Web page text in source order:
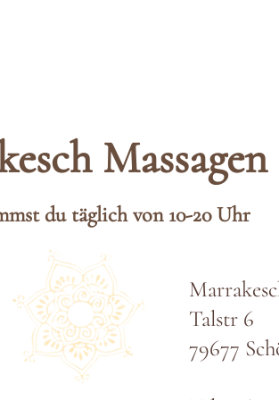
Massagen
du täglich von 10-20 Uhr
Talstr 6
79677